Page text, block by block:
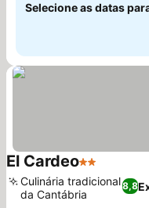
Selecione as datas
El Cardeo2 Estrelas
8,8
Culinária tradicional
da Cantábria